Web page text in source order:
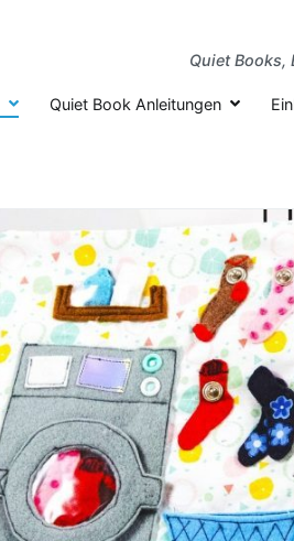
Quiet Books,
Quiet Book Anleitungen